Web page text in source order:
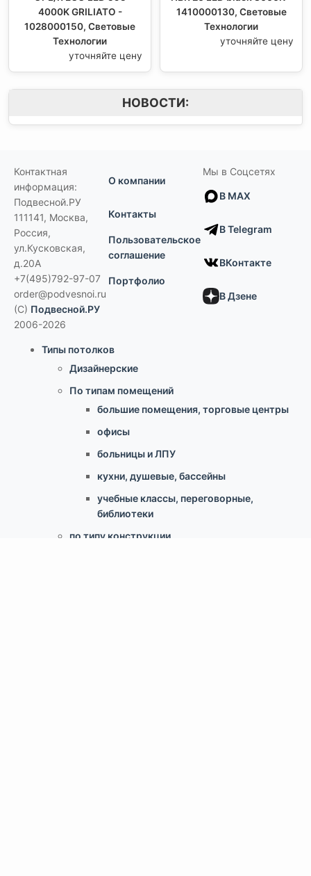
4000K GRILIATO -
1028000150, Световые
Технологии
уточняйте цену
1410000130, Световые
Технологии
уточняйте цену
НОВОСТИ:
Контактная
информация:
Подвесной.РУ
111141, Москва,
Россия,
ул.Кусковская,
д.20А
+7(495)792-97-07
order@podvesnoi.ru
(C) Подвесной.РУ
2006-2026
О компании
Контакты
Пользовательское
соглашение
Портфолио
Мы в Соцсетях
В MAX
В Telegram
ВКонтакте
В Дзене
Типы потолков
Дизайнерские
По типам помещений
большие помещения, торговые центры
офисы
больницы и ЛПУ
кухни, душевые, бассейны
учебные классы, переговорные,
библиотеки
по типу конструкции